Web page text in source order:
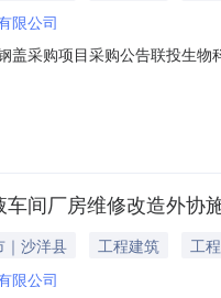
限公司
盖采购项目采购公告联投生
次采购项目采购6个反应釜
间厂房维修改造外协
｜沙洋县 工程建筑
工程
限公司